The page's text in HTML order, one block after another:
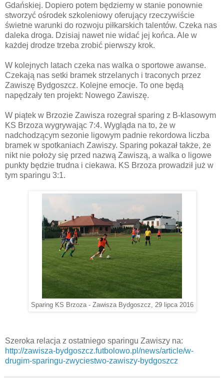
Gdańskiej. Dopiero potem będziemy w stanie ponownie
stworzyć ośrodek szkoleniowy oferujący rzeczywiście
świetne warunki do rozwoju piłkarskich talentów. Czeka nas
daleka droga. Dzisiaj nawet nie widać jej końca. Ale w
każdej drodze trzeba zrobić pierwszy krok.
W kolejnych latach czeka nas walka o sportowe awanse.
Czekają nas setki bramek strzelanych i traconych przez
Zawiszę Bydgoszcz. Kolejne emocje. To one będą
napędzały ten projekt: Nowego Zawiszę.
W piątek w Brzozie Zawisza rozegrał sparing z B-klasowym
KS Brzoza wygrywając 7:4. Wygląda na to, że w
nadchodzącym sezonie ligowym padnie rekordowa liczba
bramek w spotkaniach Zawiszy. Sparing pokazał także, że
nikt nie położy się przed nazwą Zawiszą, a walka o ligowe
punkty będzie trudna i ciekawa. KS Brzoza prowadził już w
tym sparingu 3:1.
Sparing KS Brzoza - Zawisza Bydgoszcz, 29 lipca 2016
Szeroka relacja z ostatniego sparingu Zawiszy na:
http://zawisza-bydgoszcz.futbolowo.pl/news/article/w-
drugim-sparingu-zwyciestwo-zawiszy-bydgoszcz